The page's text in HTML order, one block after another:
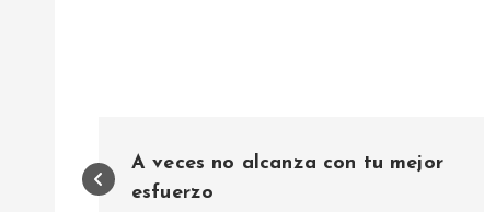
A veces no alcanza con tu mejor
esfuerzo